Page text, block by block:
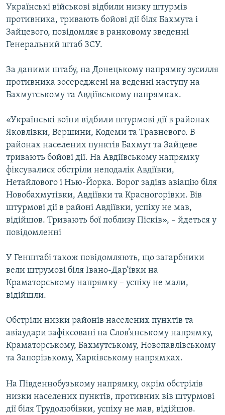
Українські військові відбили низку штурмів
противника, тривають бойові дії біля Бахмута і
Зайцевого, повідомляє в ранковому зведенні
Генеральний штаб ЗСУ.
За даними штабу, на Донецькому напрямку зусилля
противника зосереджені на веденні наступу на
Бахмутському та Авдіївському напрямках.
«Українські воїни відбили штурмові дії в районах
Яковлівки, Вершини, Кодеми та Травневого. В
районах населених пунктів Бахмут та Зайцеве
тривають бойові дії. На Авдіївському напрямку
фіксувалися обстріли неподалік Авдіївки,
Нетайлового і Нью-Йорка. Ворог задіяв авіацію біля
Новобахмутівки, Авдіївки та Красногорівки. Вів
штурмові дії в районі Авдіївки, успіху не мав,
відійшов. Тривають бої поблизу Пісків», – йдеться у
повідомленні
У Генштабі також повідомляють, що загарбники
вели штрумові біля Івано-Дар’ївки на
Краматорському напрямку – успіху не мали,
відійшли.
Обстріли низки районів населених пунктів та
авіаудари зафіксовані на Слов’янському напрямку,
Краматорському, Бахмутському, Новопавлівському
та Запорізькому, Харківському напрямках.
На Південнобузькому напрямку, окрім обстрілів
низки населених пунктів, противник вів штурмові
дії біля Трудолюбівки, успіху не мав, відійшов.